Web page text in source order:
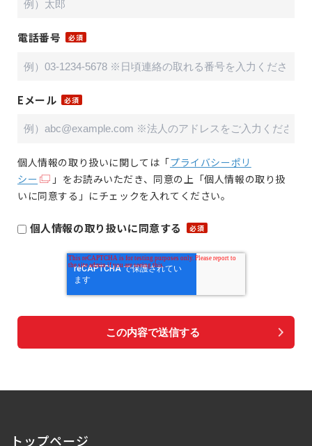
電話番号
Eメール
個人情報の取り扱いに関しては「プライバシーポリ
シー
」をお読みいただき、同意の上「個人情報の取り扱
いに同意する」にチェックを入れてください。
個人情報の取り扱いに同意する
トップページ